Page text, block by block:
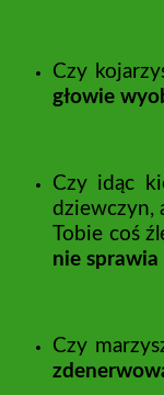
Czy
głowie
Czy idąc
dziewczyn,
Tobie coś
nie sprawia
Czy